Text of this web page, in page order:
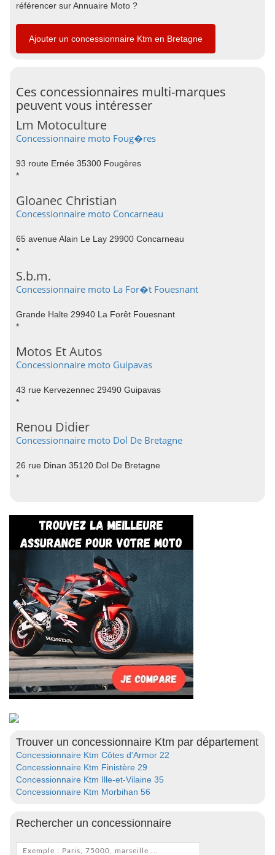
référencer sur Annuaire Moto ?
Ajouter un concessionnaire Ktm en Bretagne
Ces concessionnaires multi-marques
peuvent vous intéresser
Lm Motoculture
Concessionnaire moto Foug�res
93 route Ernée 35300 Fougères
*
Gloanec Christian
Concessionnaire moto Concarneau
65 avenue Alain Le Lay 29900 Concarneau
*
S.b.m.
Concessionnaire moto La For�t Fouesnant
Grande Halte 29940 La Forêt Fouesnant
*
Motos Et Autos
Concessionnaire moto Guipavas
43 rue Kervezennec 29490 Guipavas
*
Renou Didier
Concessionnaire moto Dol De Bretagne
26 rue Dinan 35120 Dol De Bretagne
*
Trouver un concessionnaire Ktm par département
Concessionnaire Ktm Côtes d'Armor 22
Concessionnaire Ktm Finistère 29
Concessionnaire Ktm Ille-et-Vilaine 35
Concessionnaire Ktm Morbihan 56
Rechercher un concessionnaire